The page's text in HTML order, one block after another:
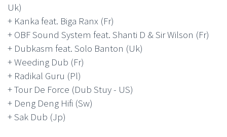
Uk)
+ Kanka feat. Biga Ranx (Fr)
+ OBF Sound System feat. Shanti D & Sir Wilson (Fr)
+ Dubkasm feat. Solo Banton (Uk)
+ Weeding Dub (Fr)
+ Radikal Guru (Pl)
+ Tour De Force (Dub Stuy - US)
+ Deng Deng Hifi (Sw)
+ Sak Dub (Jp)